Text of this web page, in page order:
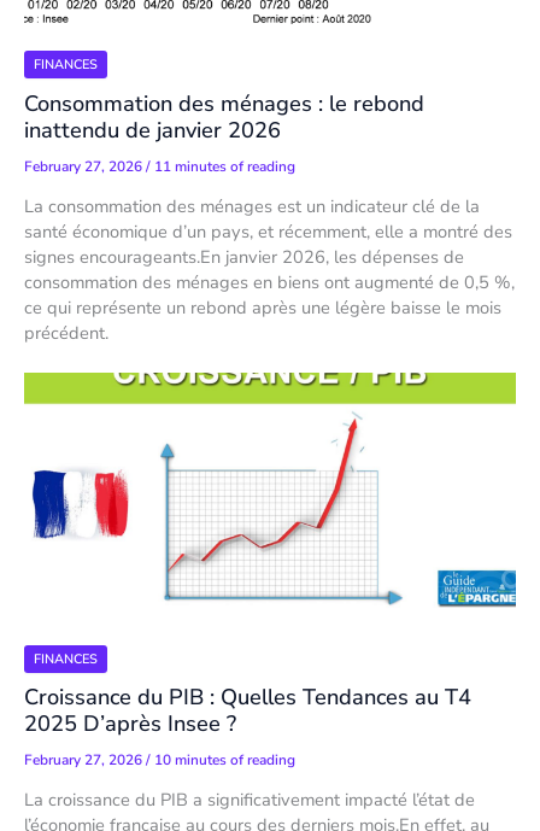
FINANCES
Consommation des ménages : le rebond
inattendu de janvier 2026
February 27, 2026/ 11 minutes of reading
La consommation des ménages est un indicateur clé de la
santé économique d’un pays, et récemment, elle a montré des
signes encourageants.En janvier 2026, les dépenses de
consommation des ménages en biens ont augmenté de 0,5 %,
ce qui représente un rebond après une légère baisse le mois
précédent.
FINANCES
Croissance du PIB : Quelles Tendances au T4
2025 D’après Insee ?
February 27, 2026/ 10 minutes of reading
La croissance du PIB a significativement impacté l’état de
l’économie française au cours des derniers mois.En effet, au